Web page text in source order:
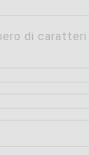
di caratteri